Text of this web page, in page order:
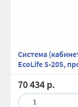
Система
EcoLife S-20S,
70 434 р.
1